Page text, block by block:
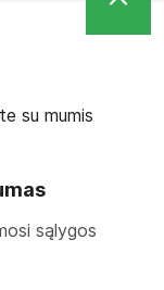
su mumis
sąlygos